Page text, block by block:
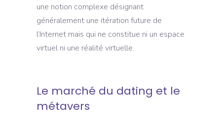
une notion complexe désignant
généralement une itération future de
l’Internet mais qui ne constitue ni un espace
virtuel ni une réalité virtuelle.
Le marché du dating et le
métavers